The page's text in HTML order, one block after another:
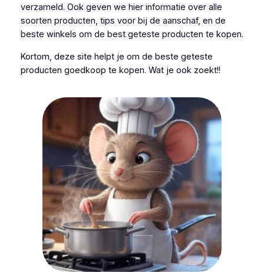
verzameld. Ook geven we hier informatie over alle
soorten producten, tips voor bij de aanschaf, en de
beste winkels om de best geteste producten te kopen.
Kortom, deze site helpt je om de beste geteste
producten goedkoop te kopen. Wat je ook zoekt!!